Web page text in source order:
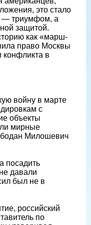
это стало
— триумфом, а
защитой.
как «марш-
право Москвы
конфликта в
войну в марте
с
объекты
мирные
Милошевич
посадить
давали
был не в
российский
по